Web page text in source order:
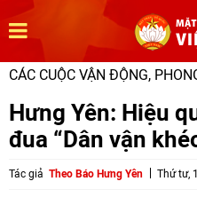
CÁC CUỘC VẬN ĐỘNG,
Hưng Yên: Hiệu
đua “Dân vận
Tác giả Theo Báo Hưng Yên Thứ tư,